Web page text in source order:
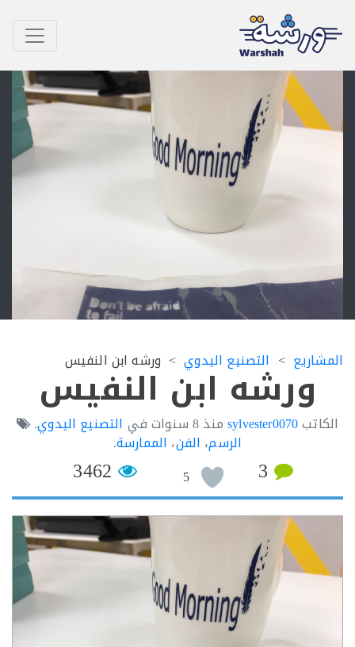
التصنيع اليدوي ورشه ابن النفيس
ورشه ابن النفيس
sylvester0070منذ8 سنوات فيالتصنيع اليدوي.
،الفن، الممارسة.
3
5
3462